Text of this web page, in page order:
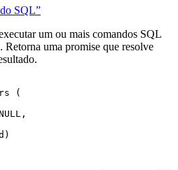
SQL”
um ou mais comandos SQL
Retorna uma promise que resolve
(